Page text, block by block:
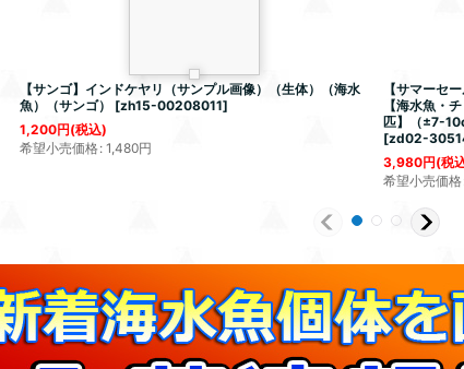
【サンゴ】インドケヤリ（サンプル画像）（生体）（海水
魚）（サンゴ）
[zh15-00208011]
1,200円(税込)
希望小売価格: 1,480円
【サマーセ
【海水魚・
匹】（±7-
[zd02-
3,980円(税
希望小売価格